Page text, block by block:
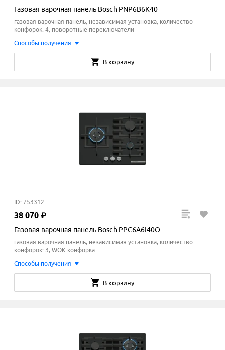
Газовая варочная панель Bosch PNP6B6K40
газовая варочная панель, независимая установка, количество
конфорок: 4, поворотные переключатели
Способы получения
В корзину
ID: 753312
38 070 ₽
Газовая варочная панель Bosch PPC6A6I40O
газовая варочная панель, независимая установка, количество
конфорок: 3, WOK конфорка
Способы получения
В корзину